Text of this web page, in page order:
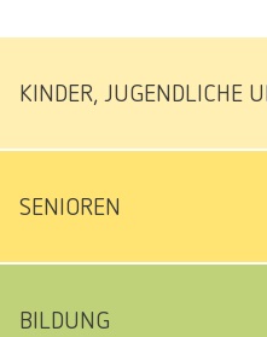
KINDER, JUGENDLICHE
SENIOREN
BILDUNG